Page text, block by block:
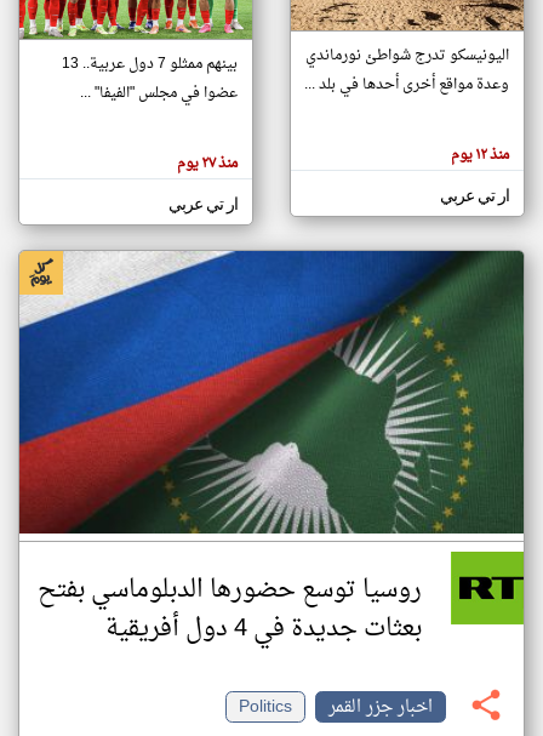
تغيير الدولة
اخبار جزر القمر على مدار الساعة
أهم اخبار جزر القمر العاجلة والمباشرة
هنا عن
وجهة
كاتبيها.
اليونيسكو تدرج شواطئ نورماندي
وعدة مواقع أخرى أحدها في بلد ...
منذ ١٢ يوم
ار تي عربي
بينهم ممثلو 7 دول عربية.. 13
عضوا في مجلس "الفيفا" ...
منذ ٢٧ يوم
ار تي عربي
روسيا توسع حضورها الدبلوماسي بفتح
بعثات جديدة في 4 دول أفريقية
اخبار جزر القمر
Politics
klyoum.com